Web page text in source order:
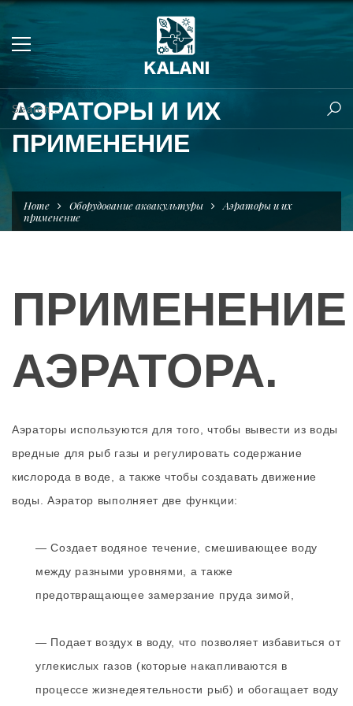
АЭРАТОРЫ И ИХ
ПРИМЕНЕНИЕ
Home Оборудование аквакультуры
Аэраторы и их
применение
ПРИМЕНЕНИЕ
АЭРАТОРА.
Аэраторы используются для того, чтобы вывести из воды
вредные для рыб газы и регулировать содержание
кислорода в воде, а также чтобы создавать движение
воды. Аэратор выполняет две функции:
— Создает водяное течение, смешивающее воду
между разными уровнями, а также
предотвращающее замерзание пруда зимой,
— Подает воздух в воду, что позволяет избавиться от
углекислых газов (которые накапливаются в
процессе жизнедеятельности рыб) и обогащает воду